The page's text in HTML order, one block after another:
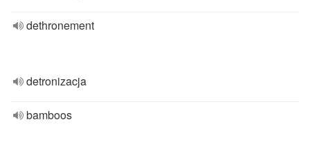
dethronement
detronizacja
bamboos